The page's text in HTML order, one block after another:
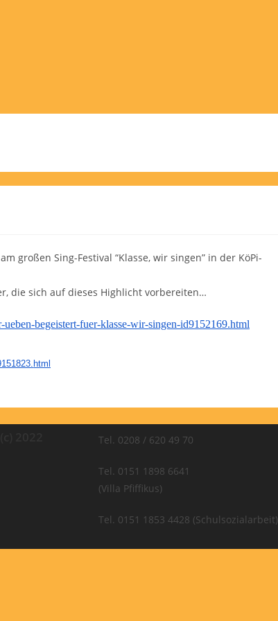
großen Sing-Festival “Klasse, wir singen” in der KöPi-
die sich auf dieses Highlicht vorbereiten…
ueben-begeistert-fuer-klasse-wir-singen-id9152169.html
html
Tel. 0208 / 620 49 70
Tel. 0151 1898 6641
(Villa Pfiffikus)
Tel. 0151 1853 4428 (Schulsozialarbeit)